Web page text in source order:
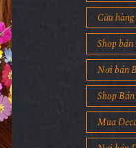
Cửa
Shop
Nơi bán
Shop
Mua